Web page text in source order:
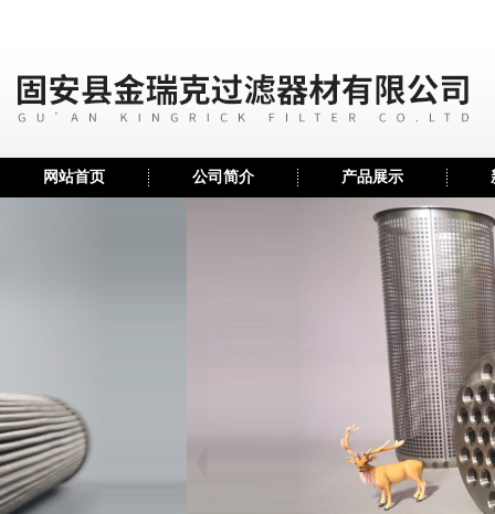
网站首页 公司简介 产品展示